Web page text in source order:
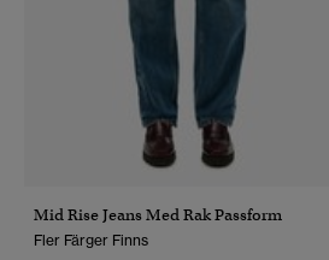
Mid Rise Jeans Med Rak Passform
Fler Färger Finns